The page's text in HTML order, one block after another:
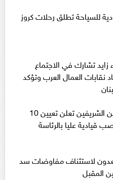
للسياحة تطلق رحلات كروز
زايد تشارك في الاجتماع
نقابات العمال العرب وتؤكد
رئاسة الحرمين الشريفين تعلن تعيين 10
قيادية عليا بالرئاسة
لاستئناف مفاوضات سد
المقبل